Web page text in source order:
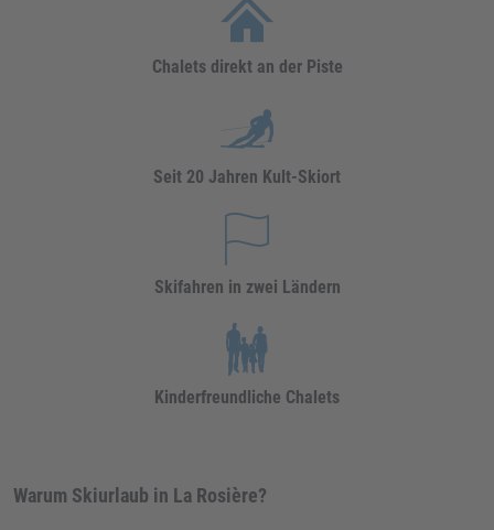
Chalets direkt an der Piste
Seit 20 Jahren Kult-Skiort
Skifahren in zwei Ländern
Kinderfreundliche Chalets
Warum Skiurlaub in La Rosière?